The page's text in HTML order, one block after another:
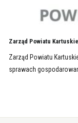
Zarząd Powiatu
Zarząd Powiatu
sprawach